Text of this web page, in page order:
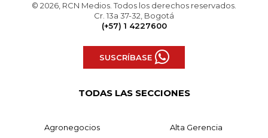
© 2026, RCN Medios. Todos los derechos reservados.
Cr. 13a 37-32, Bogotá
(+57) 1 4227600
SUSCRÍBASE
TODAS LAS SECCIONES
Agronegocios Alta Gerencia